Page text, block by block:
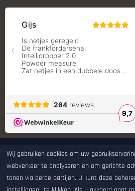
S.T. Dupont
Shooters Global
Shooting Technology - Reloading
SleipnerX Bipods
SuperTrickler
Tier One Bipods
True Flite
Ugly Reloading - Derraco Enginee
Vortex Optics
KvK: 81180632 - Btw:
De waardering van www.hop.nl bij
gebaseerd op 264
Wij gebruiken cookies om uw
webverkeer te analyseren en om gerichte
tonen via derde partijen. U kunt deze